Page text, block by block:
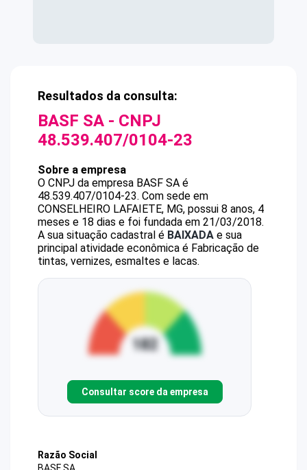
Resultados da consulta:
BASF SA - CNPJ
48.539.407/0104-23
Sobre a empresa
O CNPJ da empresa BASF SA é
48.539.407/0104-23. Com sede em
CONSELHEIRO LAFAIETE, MG, possui 8 anos, 4
meses e 18 dias e foi fundada em 21/03/2018.
A sua situação cadastral é BAIXADA e sua
principal atividade econômica é Fabricação de
tintas, vernizes, esmaltes e lacas.
Consultar score da empresa
Razão Social